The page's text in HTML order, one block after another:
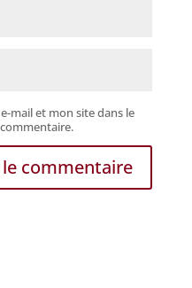
mail et mon site dans le